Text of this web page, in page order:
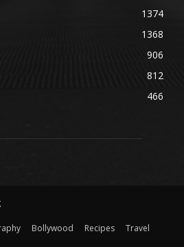
1374
1368
906
812
466
Bollywood Recipes
Travel